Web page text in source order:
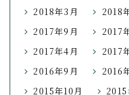
2018年3月
2018
2017年9月
2017
2017年4月
2017
2016年9月
2016
2015年10月
2015